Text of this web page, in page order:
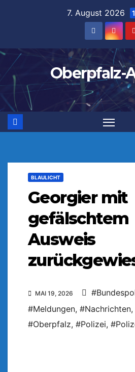
7. August 2026
Oberpfalz-
BLAULICHT
Georgier mit
gefälschtem
Ausweis
MAI 19, 2026
#Meldungen, #Nachrichten,
#Oberpfalz, #Polizei,